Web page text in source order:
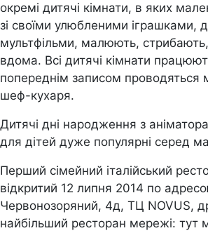
окремі дитячі кімнати, в яких
зі своїми улюбленими іграшками,
мультфільми, малюють,
вдома. Всі дитячі кімнати
попереднім записом проводяться
шеф-кухаря.
Дитячі дні народження з
для дітей дуже популярні серед
Перший сімейний італійський
відкритий 12 липня 2014 по
Червонозоряний, 4д, ТЦ NOVUS,
найбільший ресторан мережі: тут